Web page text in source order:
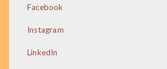
Facebook
Instagram
LinkedIn